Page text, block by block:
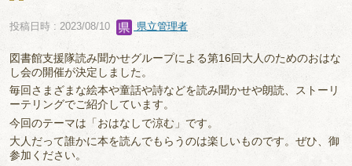
投稿日時 : 2023/08/10 県立管理者
図書館支援隊読み聞かせグループによる第16回大人のためのおはな
し会の開催が決定しました。
毎回さまざまな絵本や童話や詩などを読み聞かせや朗読、ストーリ
ーテリングでご紹介しています。
今回のテーマは「おはなしで涼む」です。
大人だって誰かに本を読んでもらうのは楽しいものです。ぜひ、御
参加ください。